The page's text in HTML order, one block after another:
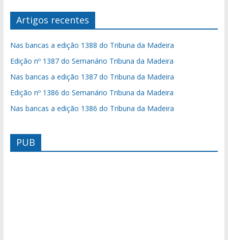
Artigos recentes
Nas bancas a edição 1388 do Tribuna da Madeira
Edição nº 1387 do Semanário Tribuna da Madeira
Nas bancas a edição 1387 do Tribuna da Madeira
Edição nº 1386 do Semanário Tribuna da Madeira
Nas bancas a edição 1386 do Tribuna da Madeira
PUB